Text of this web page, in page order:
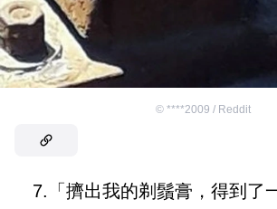
© ****2009 / Reddit
7.「擠出我的剃鬚膏，得到了